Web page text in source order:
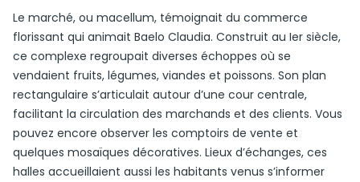
Le marché, ou macellum, témoignait du commerce
florissant qui animait Baelo Claudia. Construit au Ier siècle,
ce complexe regroupait diverses échoppes où se
vendaient fruits, légumes, viandes et poissons. Son plan
rectangulaire s’articulait autour d’une cour centrale,
facilitant la circulation des marchands et des clients. Vous
pouvez encore observer les comptoirs de vente et
quelques mosaïques décoratives. Lieux d’échanges, ces
halles accueillaient aussi les habitants venus s’informer